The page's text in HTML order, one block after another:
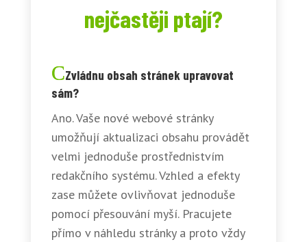
nejčastěji ptají?
Zvládnu obsah stránek upravovat
sám?
Ano. Vaše nové webové stránky
umožňují aktualizaci obsahu provádět
velmi jednoduše prostřednistvím
redakčního systému. Vzhled a efekty
zase můžete ovlivňovat jednoduše
pomocí přesouvání myší. Pracujete
přímo v náhledu stránky a proto vždy